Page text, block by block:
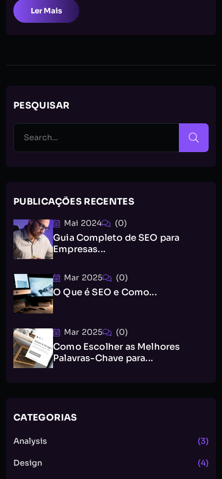
Ler Mais
PESQUISAR
PUBLICAÇÕES RECENTES
Mai 2024 (0)
Guia Completo de SEO para
Empresas...
Mar 2025 (0)
O Que é SEO e Como...
Mar 2025 (0)
Como Escolher as Melhores
Palavras-Chave para...
CATEGORIAS
Analysis (3)
Design (4)